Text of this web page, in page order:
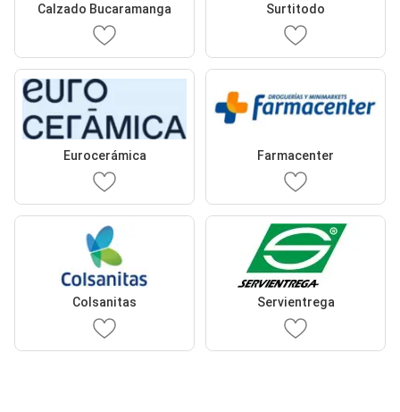
Calzado Bucaramanga Surtitodo
Eurocerámica Farmacenter
Colsanitas Servientrega